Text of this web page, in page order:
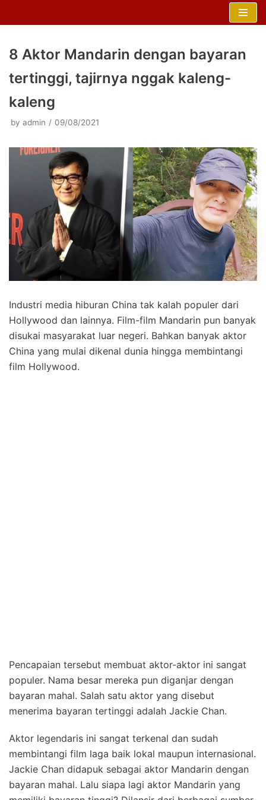
8 Aktor Mandarin dengan bayaran
tertinggi, tajirnya nggak kaleng-
kaleng
by admin 09/08/2021
Industri media hiburan China tak kalah populer dari
Hollywood dan lainnya. Film-film Mandarin pun banyak
disukai masyarakat luar negeri. Bahkan banyak aktor
China yang mulai dikenal dunia hingga membintangi
film Hollywood.
Pencapaian tersebut membuat aktor-aktor ini sangat
populer. Nama besar mereka pun diganjar dengan
bayaran mahal. Salah satu aktor yang disebut
menerima bayaran tertinggi adalah Jackie Chan.
Aktor legendaris ini sangat terkenal dan sudah
membintangi film laga baik lokal maupun internasional.
Jackie Chan didapuk sebagai aktor Mandarin dengan
bayaran mahal. Lalu siapa lagi aktor Mandarin yang